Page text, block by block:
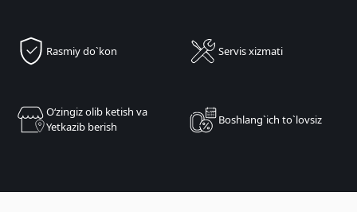
Rasmiy do`kon Servis xizmati
Oʻzingiz olib ketish va
Yetkazib berish
Boshlang`ich to`lovsiz